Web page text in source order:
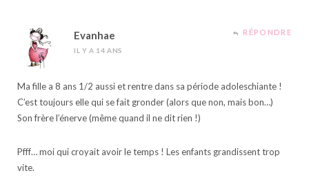
Evanhae
IL Y A 14 ANS
RÉPONDRE
Ma fille a 8 ans 1/2 aussi et rentre dans sa période adoleschiante !
C’est toujours elle qui se fait gronder (alors que non, mais bon…)
Son frère l’énerve (même quand il ne dit rien !)
Pfff… moi qui croyait avoir le temps ! Les enfants grandissent trop
vite.